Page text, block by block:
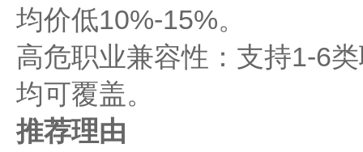
均价低10%-15%。
高危职业兼容性：支持1-6
均可覆盖。
推荐理由